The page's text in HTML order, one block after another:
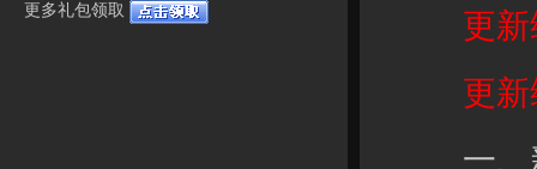
更多礼包领取
更新维
更新
一、